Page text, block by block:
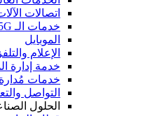
اتصالات
خدمات الـ 5G للأعمال
الموبايل
الإعلام
خدمة إدارة
خدمات مُدارة
التواصل
الحلول